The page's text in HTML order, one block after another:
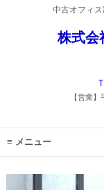
中古オフィ
株式会
【営業
メニュー